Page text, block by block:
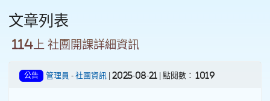
文章列表
114上 社團開課詳細資訊
公告 管理員 - 社團資訊 | 2025-08-21 | 點閱數： 1019